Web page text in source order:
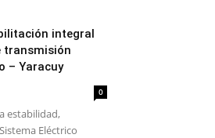
integral
transmisión
– Yaracuy
0
estabilidad,
Eléctrico